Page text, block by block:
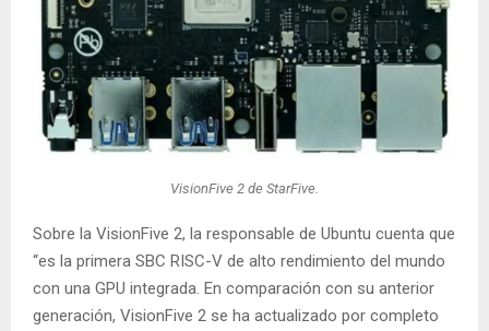
VisionFive 2 de StarFive.
Sobre la VisionFive 2, la responsable de Ubuntu cuenta que
“es la primera SBC RISC-V de alto rendimiento del mundo
con una GPU integrada. En comparación con su anterior
generación, VisionFive 2 se ha actualizado por completo